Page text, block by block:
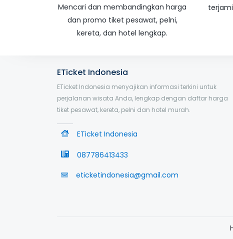
Mencari dan membandingkan harga
dan promo tiket pesawat, pelni,
kereta, dan hotel lengkap.
ETicket Indonesia
ETicket Indonesia menyajikan informasi terkini untuk
perjalanan wisata Anda, lengkap dengan daftar harga
tiket pesawat, kereta, pelni dan hotel murah.
ETicket Indonesia
087786413433
eticketindonesia@gmail.com